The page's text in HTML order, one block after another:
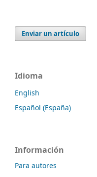
Enviar un artículo
Idioma
English
Español (España)
Información
Para autores